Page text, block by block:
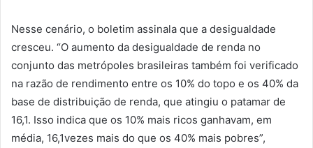
Nesse cenário, o boletim assinala que a desigualdade
cresceu. “O aumento da desigualdade de renda no
conjunto das metrópoles brasileiras também foi verificado
na razão de rendimento entre os 10% do topo e os 40% da
base de distribuição de renda, que atingiu o patamar de
16,1. Isso indica que os 10% mais ricos ganhavam, em
média, 16,1vezes mais do que os 40% mais pobres”,